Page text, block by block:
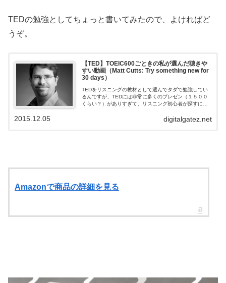
TEDの勉強としてちょっと書いてみたので、よければど
うぞ。
【TED】TOEIC600ごときの私が選んだ聴きや
すい動画（Matt Cutts: Try something new for
30 days）
TEDをリスニングの教材として選んでタダで勉強してい
るんですが、TEDには非常に多くのプレゼン（１５００
くらい？）がありすぎて、リスニング初心者が探すには
が、勉強ついでに「短い」「内容が面...digitalgatez.net
2015.12.05
Amazonで商品の詳細を見る